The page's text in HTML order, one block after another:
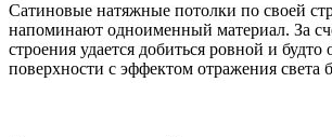
Сатиновые натяжные потолки по своей
напоминают одноименный материал. За
строения удается добиться ровной и
поверхности с эффектом отражения света